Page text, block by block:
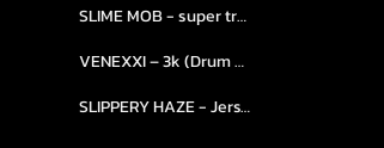
SLIME MOB - super trap.....
VENEXXI – 3k (Drum Kit)....
SLIPPERY HAZE - Jersy club stash kit.